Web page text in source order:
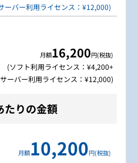
み
ーバー利用ライセンス：¥12,000)
月額16,200円(税抜)
(ソフト利用ライセンス：¥4,200+
サーバー利用ライセンス：¥12,000)
たりの金額
月額10,200円(税抜)